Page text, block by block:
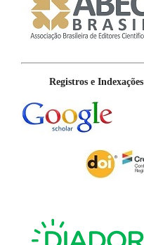
Registros e Indexações